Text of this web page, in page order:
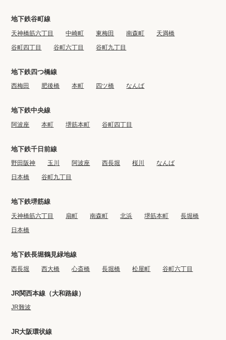
地下鉄谷町線
天神橋筋六丁目 中崎町 東梅田 南森町
天満橋
谷町四丁目
谷町六丁目 谷町九丁目
地下鉄四つ橋線
西梅田 肥後橋 本町 四ツ橋 なんば
地下鉄中央線
阿波座 本町 堺筋本町 谷町四丁目
地下鉄千日前線
野田阪神 玉川 阿波座 西長堀 桜川
なんば
日本橋
谷町九丁目
地下鉄堺筋線
天神橋筋六丁目 扇町 南森町 北浜 堺筋本町
長堀橋
日本橋
地下鉄長堀鶴見緑地線
西長堀 西大橋 心斎橋 長堀橋 松屋町 谷町六丁目
JR関西本線（大和路線）
JR難波
JR大阪環状線